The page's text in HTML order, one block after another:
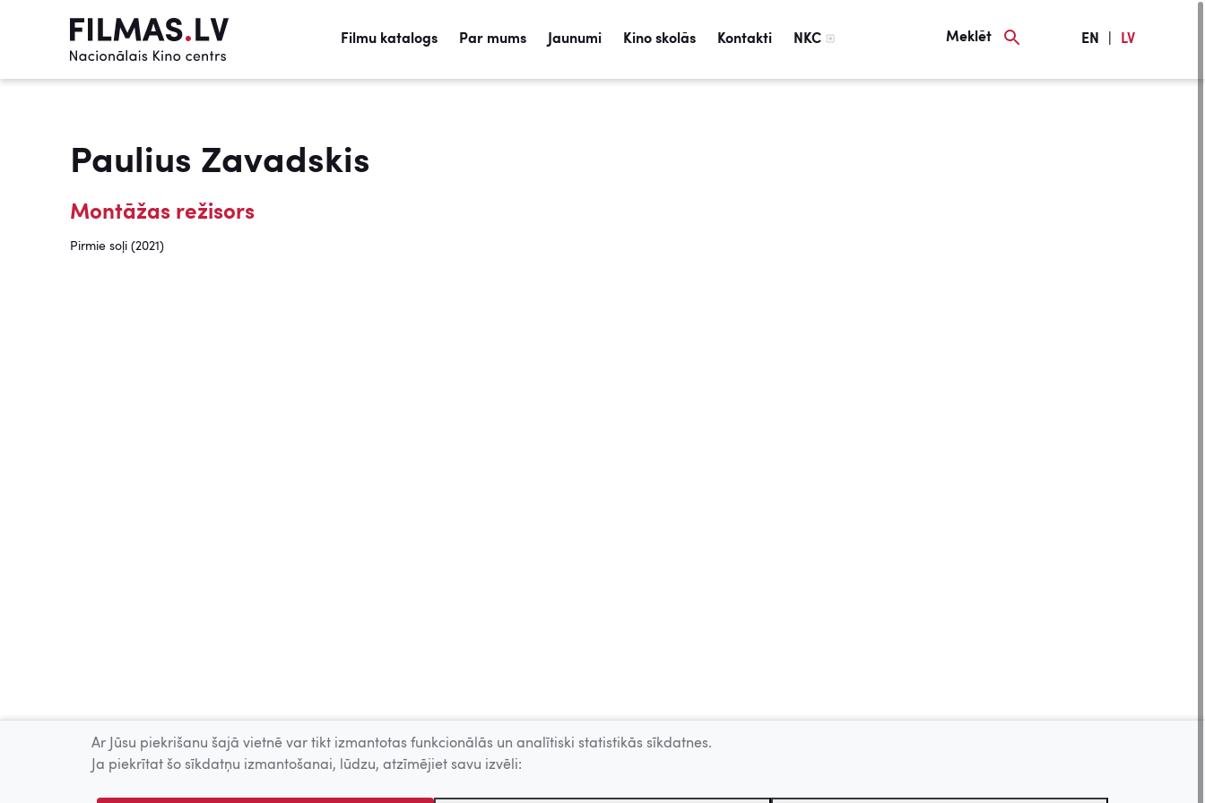
Filmu katalogs Par mums Jaunumi Kino skolās Kontakti NKC Meklēt EN LV
Paulius Zavadskis
Montāžas režisors
Pirmie soļi (2021)
Ar Jūsu piekrišanu šajā vietnē var tikt izmantotas funkcionālās un analītiski statistikās sīkdatnes.
Ja piekrītat šo sīkdatņu izmantošanai, lūdzu, atzīmējiet savu izvēli: